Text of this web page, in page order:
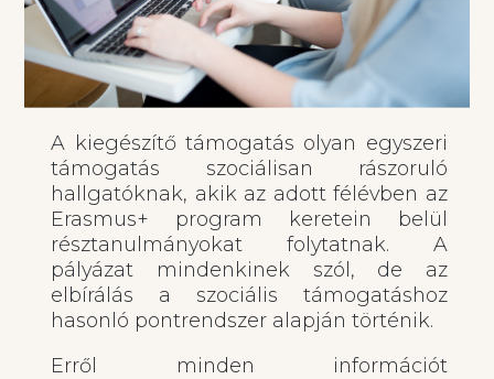
A kiegészítő támogatás olyan egyszeri
támogatás szociálisan rászoruló
hallgatóknak, akik az adott félévben az
Erasmus+ program keretein belül
résztanulmányokat folytatnak. A
pályázat mindenkinek szól, de az
elbírálás a szociális támogatáshoz
hasonló pontrendszer alapján történik.
Erről minden információt